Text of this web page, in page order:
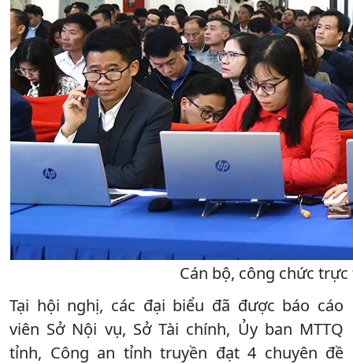
Cán bộ, công chức
Tại hội nghị, các đại biểu đã được báo cáo
viên Sở Nội vụ, Sở Tài chính, Ủy ban MTTQ
tỉnh, Công an tỉnh truyền đạt 4 chuyên đề